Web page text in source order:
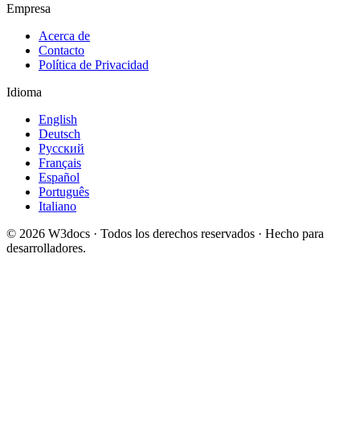
Empresa
Acerca de
Contacto
Política de Privacidad
Idioma
English
Deutsch
Русский
Français
Español
Português
Italiano
© 2026 W3docs · Todos los derechos reservados · Hecho para
desarrolladores.